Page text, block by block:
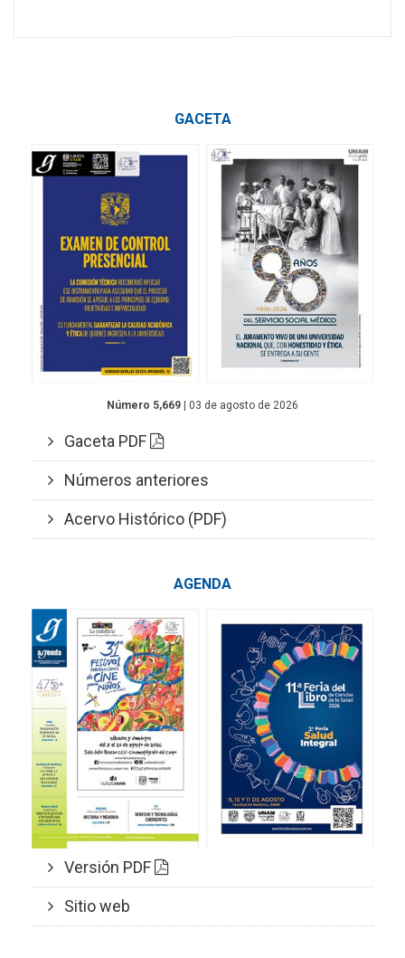
GACETA
Número 5,669 | 03 de agosto de 2026
Gaceta PDF
Números anteriores
Acervo Histórico (PDF)
AGENDA
Versión PDF
Sitio web